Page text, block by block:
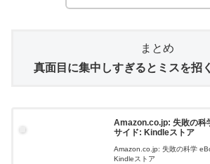
まとめ
真面目に集中しすぎるとミスを招
Amazon.co.jp: 失敗の科
サイド: Kindleストア
Amazon.co.jp: 失敗の科学
Kindleストア